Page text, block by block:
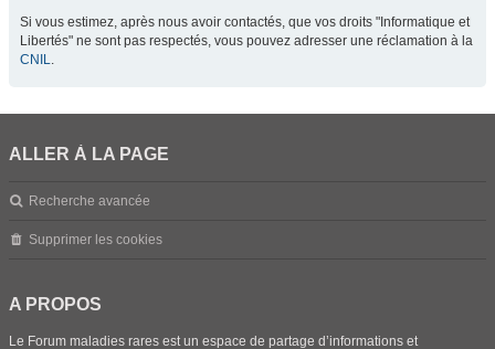
Si vous estimez, après nous avoir contactés, que vos droits "Informatique et
Libertés" ne sont pas respectés, vous pouvez adresser une réclamation à la
CNIL.
ALLER À LA PAGE
Recherche avancée
Supprimer les cookies
A PROPOS
Le Forum maladies rares est un espace de partage d’informations et